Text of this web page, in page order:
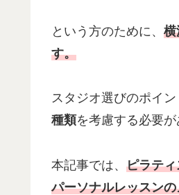
という方のために、 横
す。
スタジオ選びのポイン
種類を考慮する必要が
本記事では、 ピラテ
パーソナルレッスン